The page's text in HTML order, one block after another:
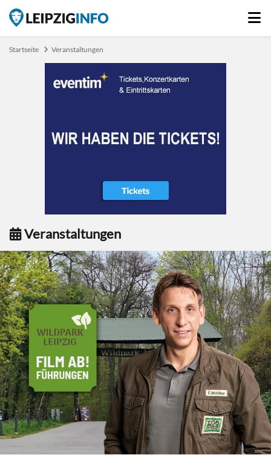
Startseite Veranstaltungen
Veranstaltungen